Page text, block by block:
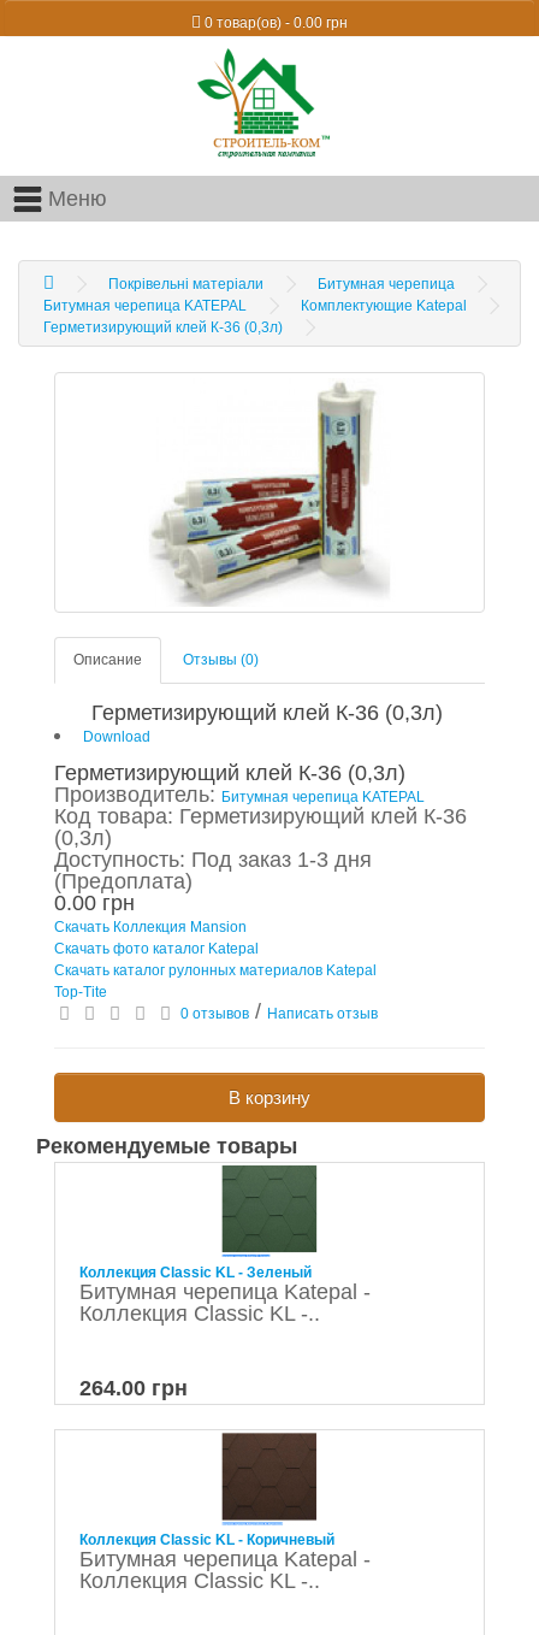
0 товар(ов) - 0.00 грн
Меню
Покрівельні матеріали
Битумная черепица
Битумная черепица KATEPAL
Комплектующие Katepal
Герметизирующий клей К-36 (0,3л)
Описание Отзывы (0)
Герметизирующий клей К-36 (0,3л)
Download
Герметизирующий клей К-36 (0,3л)
Производитель: Битумная черепица KATEPAL
Код товара: Герметизирующий клей К-36
(0,3л)
Доступность: Под заказ 1-3 дня
(Предоплата)
0.00 грн
Скачать Коллекция Mansion
Скачать фото каталог Katepal
Скачать каталог рулонных материалов Katepal
Top-Tite
0 отзывов / Написать отзыв
В корзину
Рекомендуемые товары
Коллекция Classic KL - Зеленый
Битумная черепица Katepal -
Коллекция Classic KL -..
264.00 грн
Коллекция Classic KL - Коричневый
Битумная черепица Katepal -
Коллекция Classic KL -..